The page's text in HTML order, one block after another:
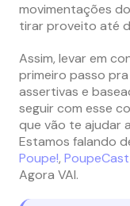
movimentações
tirar proveito até
Assim, levar em
primeiro passo
assertivas e
seguir com esse
que vão te ajudar
Estamos falando
Poupe!, PoupeCast
Agora VAI.